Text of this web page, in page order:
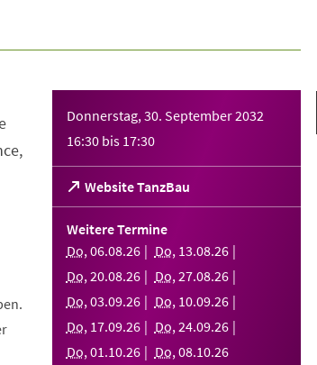
Donnerstag, 30. September 2032
16:30 bis 17:30
Website TanzBau
(Öffnet
in
einem
Tab)
Weitere Termine
Do,06.08.26 Do, 13.08.26
Do,20.08.26 Do,27.08.26
Do,03.09.26 Do, 10.09.26
Do, 17.09.26 Do,24.09.26
Do,01.10.26 Do,08.10.26